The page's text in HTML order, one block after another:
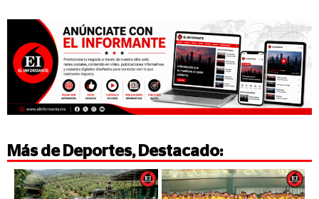
Más de Deportes, Destacado: